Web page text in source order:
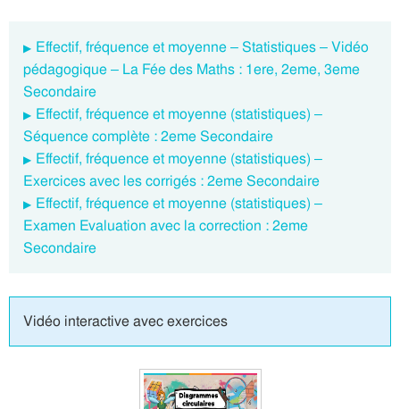
Effectif, fréquence et moyenne – Statistiques – Vidéo
pédagogique – La Fée des Maths : 1ere, 2eme, 3eme
Secondaire
Effectif, fréquence et moyenne (statistiques) –
Séquence complète : 2eme Secondaire
Effectif, fréquence et moyenne (statistiques) –
Exercices avec les corrigés : 2eme Secondaire
Effectif, fréquence et moyenne (statistiques) –
Examen Evaluation avec la correction : 2eme
Secondaire
Vidéo interactive avec exercices